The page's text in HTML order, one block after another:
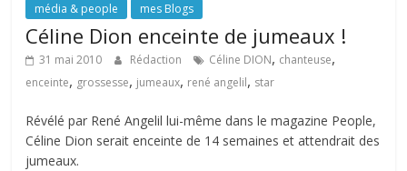
média & people mes Blogs
Céline Dion enceinte de jumeaux !
31 mai 2010 Rédaction Céline DION, chanteuse,
enceinte, grossesse, jumeaux, rené angelil, star
Révélé par René Angelil lui-même dans le magazine People,
Céline Dion serait enceinte de 14 semaines et attendrait des
jumeaux.